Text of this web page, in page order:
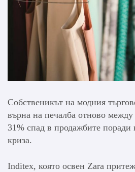
Собственикът на модния
върна на печалба отново
31% спад в продажбите поради
криза.
Inditex, която освен Zara